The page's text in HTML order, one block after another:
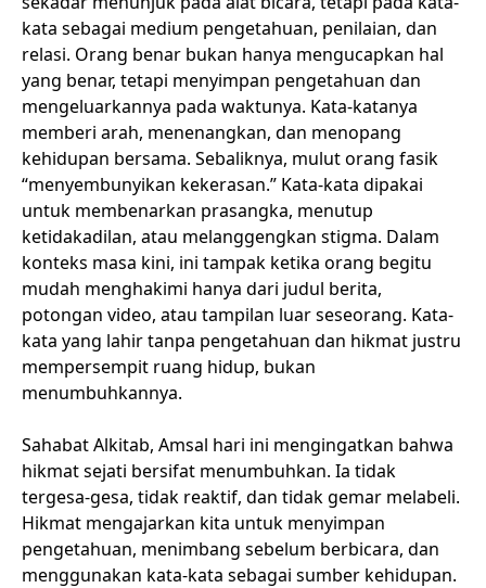
kata sebagai medium pengetahuan, penilaian, dan
relasi. Orang benar bukan hanya mengucapkan hal
yang benar, tetapi menyimpan pengetahuan dan
mengeluarkannya pada waktunya. Kata-katanya
memberi arah, menenangkan, dan menopang
kehidupan bersama. Sebaliknya, mulut orang fasik
“menyembunyikan kekerasan.” Kata-kata dipakai
untuk membenarkan prasangka, menutup
ketidakadilan, atau melanggengkan stigma. Dalam
konteks masa kini, ini tampak ketika orang begitu
mudah menghakimi hanya dari judul berita,
potongan video, atau tampilan luar seseorang. Kata-
kata yang lahir tanpa pengetahuan dan hikmat justru
mempersempit ruang hidup, bukan
menumbuhkannya.
Sahabat Alkitab, Amsal hari ini mengingatkan bahwa
hikmat sejati bersifat menumbuhkan. Ia tidak
tergesa-gesa, tidak reaktif, dan tidak gemar melabeli.
Hikmat mengajarkan kita untuk menyimpan
pengetahuan, menimbang sebelum berbicara, dan
menggunakan kata-kata sebagai sumber kehidupan.